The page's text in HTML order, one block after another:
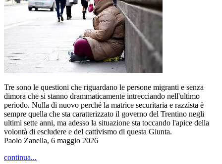
Tre sono le questioni che riguardano le persone migranti e senza
dimora che si stanno drammaticamente intrecciando nell'ultimo
periodo. Nulla di nuovo perché la matrice securitaria e razzista è
sempre quella che sta caratterizzato il governo del Trentino negli
ultimi sette anni, ma adesso la situazione sta toccando l'apice della
volontà di escludere e del cattivismo di questa Giunta.
Paolo Zanella, 6 maggio 2026
continua...